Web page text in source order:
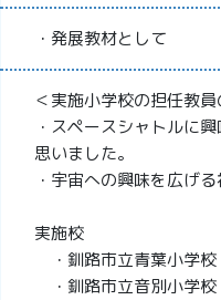
・発展教材として
＜実施小学校の担任教
・スペースシャトルに
思いました。
・宇宙への興味を広げ
実施校
・釧路市立青葉小学
・釧路市立音別小学